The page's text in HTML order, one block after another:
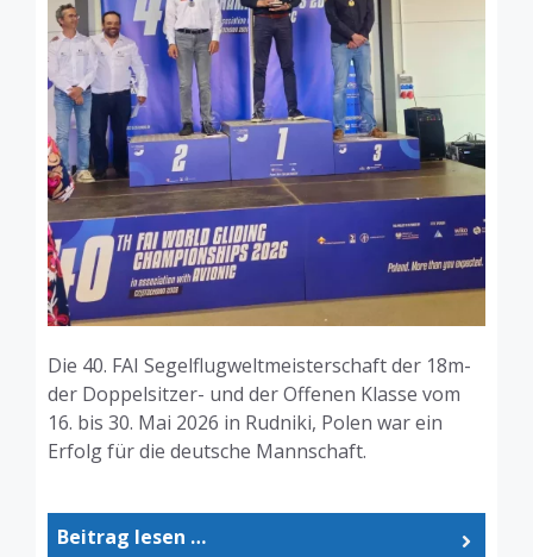
Die 40. FAI Segelflugweltmeisterschaft der 18m-
der Doppelsitzer- und der Offenen Klasse vom
16. bis 30. Mai 2026 in Rudniki, Polen war ein
Erfolg für die deutsche Mannschaft.
Beitrag lesen …